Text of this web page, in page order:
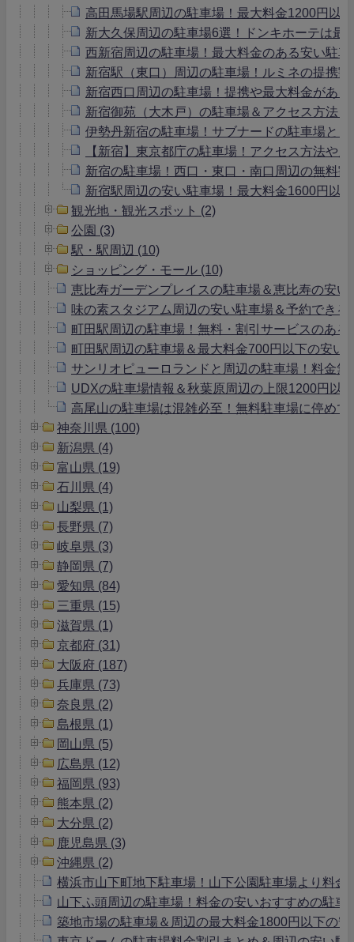
高田馬場駅周辺の駐車場！最大料金1200円以
新大久保周辺の駐車場6選！ドンキホーテは最
西新宿周辺の駐車場！最大料金のある安い駐
新宿駅（東口）周辺の駐車場！ルミネの提携
新宿西口周辺の駐車場！提携や最大料金があ
新宿御苑（大木戸）の駐車場＆アクセス方法
伊勢丹新宿の駐車場！サブナードの駐車場と
【新宿】東京都庁の駐車場！アクセス方法や
新宿の駐車場！西口・東口・南口周辺の無料
新宿駅周辺の安い駐車場！最大料金1600円以
観光地・観光スポット (2)
公園 (3)
駅・駅周辺 (10)
ショッピング・モール (10)
恵比寿ガーデンプレイスの駐車場＆恵比寿の安い
味の素スタジアム周辺の安い駐車場＆予約できる
町田駅周辺の駐車場！無料・割引サービスのある
町田駅周辺の駐車場＆最大料金700円以下の安い
サンリオピューロランドと周辺の駐車場！料金無
UDXの駐車場情報＆秋葉原周辺の上限1200円以
高尾山の駐車場は混雑必至！無料駐車場に停めて
神奈川県 (100)
新潟県 (4)
富山県 (19)
石川県 (4)
山梨県 (1)
長野県 (7)
岐阜県 (3)
静岡県 (7)
愛知県 (84)
三重県 (15)
滋賀県 (1)
京都府 (31)
大阪府 (187)
兵庫県 (73)
奈良県 (2)
島根県 (1)
岡山県 (5)
広島県 (12)
福岡県 (93)
熊本県 (2)
大分県 (2)
鹿児島県 (3)
沖縄県 (2)
横浜市山下町地下駐車場！山下公園駐車場より料金
山下ふ頭周辺の駐車場！料金の安いおすすめの駐車
築地市場の駐車場＆周辺の最大料金1800円以下の